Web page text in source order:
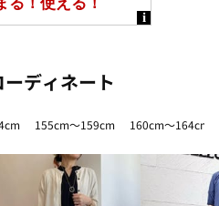
ディネート
155cm～159cm 160cm～164cm